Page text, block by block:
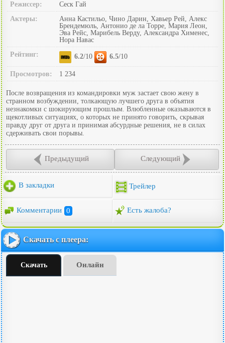
Режиссер:
Сеск Гай
Актеры:
Анна Кастильо, Чино Дарин, Хавьер Рей, Алекс
Брендемюль, Антонио де ла Торре, Мария Леон,
Эва Рейс, Марибель Верду, Александра Хименес,
Нора Навас
Рейтинг:
6.2/10 6.5/10
Просмотров: 1 234
После возвращения из командировки муж застает свою жену в
странном возбуждении, толкающую лучшего друга в объятия
незнакомки с шокирующим прошлым. Влюбленные оказываются в
щекотливых ситуациях, о которых не принято говорить, скрывая
правду друг от друга и принимая абсурдные решения, не в силах
сдерживать свои порывы.
Предыдущий Следующий
В закладки Трейлер
Комментарии 0 Есть жалоба?
Скачать с плеера:
Скачать Онлайн